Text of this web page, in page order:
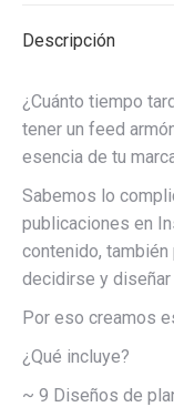
cantidad
Descripción
¿Cuánto tiempo
tener un feed
esencia de tu
Sabemos lo
publicaciones en
contenido,
decidirse y diseñar
Por eso creamos
¿Qué incluye?
~ 9 Diseños de